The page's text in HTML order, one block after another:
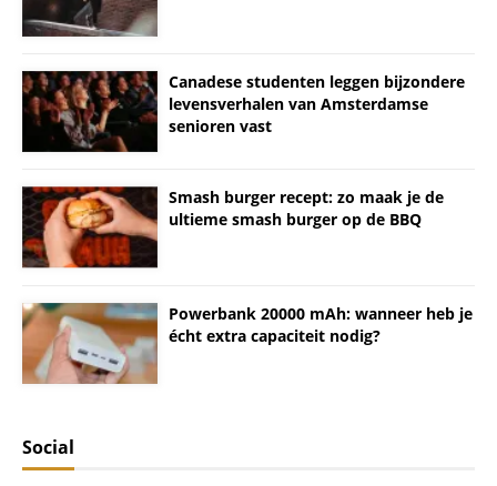
Canadese studenten leggen bijzondere
levensverhalen van Amsterdamse
senioren vast
Smash burger recept: zo maak je de
ultieme smash burger op de BBQ
Powerbank 20000 mAh: wanneer heb je
écht extra capaciteit nodig?
Social